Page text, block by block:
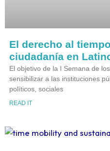
El derecho al
ciudadanía en
El objetivo de la I Semana de
sensibilizar a las instituciones
políticos, sociales
READ IT